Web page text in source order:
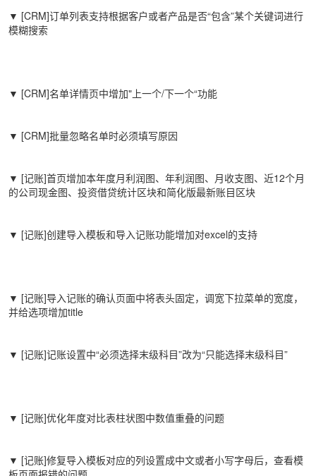
▼ [CRM]订单列表支持根据客户或者产品是否“包含”某个关键词进行
模糊搜索
▼ [CRM]名单详情页中增加"上一个/下一个“功能
▼ [CRM]批量忽略名单时必须填写原因
▼ [记账]首页增加本年度月利润图、年利润图、月收支图、近12个月
的公司现金图、投资借贷统计区块和简化版最新账目区块
▼ [记账]创建导入模板和导入记账功能增加对excel的支持
▼ [记账]导入记账的确认页面中将表头固定，调宽下拉菜单的宽度，
并给选项增加title
▼ [记账]记账设置中“必须选择末级科目”改为“只能选择末级科目”
▼ [记账]优化年度对比表柱状图中数值重叠的问题
▼ [记账]修复导入模板对应的列设置成中文或者小写字母后，查看模